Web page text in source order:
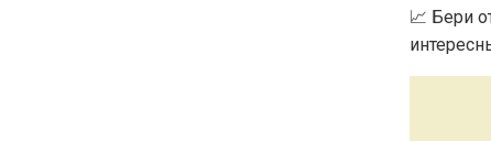
📈 Бери